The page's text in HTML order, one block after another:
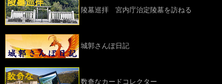
陵墓巡拝 宮内庁治定陵墓を訪ねる
城郭さんぽ日記
数奇なカードコレクター